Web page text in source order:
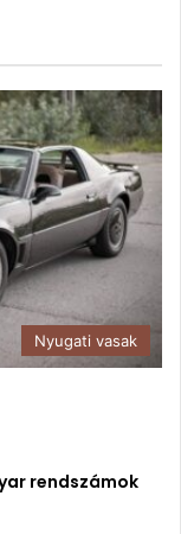
Nyugati vasak
rendszámok